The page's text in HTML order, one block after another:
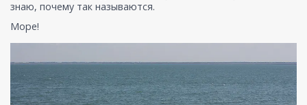
знаю, почему так называются.
Море!